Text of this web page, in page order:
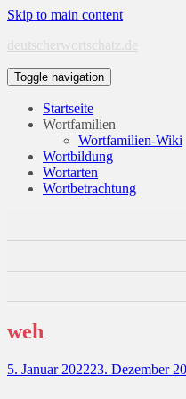
Skip to main content
deutscherwortschatz.de
Toggle navigation
Startseite
Wortfamilien
Wortfamilien-Wiki
Wortbildung
Wortarten
Wortbetrachtung
weh
5. Januar 202223. Dezember